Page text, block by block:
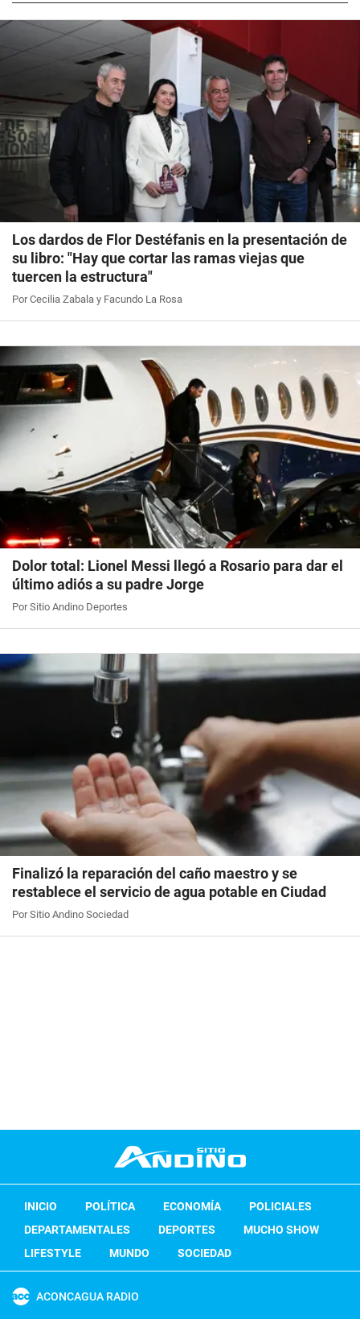
Los dardos de Flor Destéfanis en la presentación de
su libro: "Hay que cortar las ramas viejas que
tuercen la estructura"
Por Cecilia Zabala y Facundo La Rosa
Dolor total: Lionel Messi llegó a Rosario para dar el
último adiós a su padre Jorge
Por Sitio Andino Deportes
Finalizó la reparación del caño maestro y se
restablece el servicio de agua potable en Ciudad
Por Sitio Andino Sociedad
INICIO POLÍTICA ECONOMÍA
POLICIALES
DEPARTAMENTALES
DEPORTES
MUCHO SHOW
LIFESTYLE
MUNDO SOCIEDAD
ACONCAGUA RADIO